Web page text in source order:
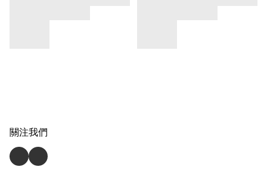
關注我們